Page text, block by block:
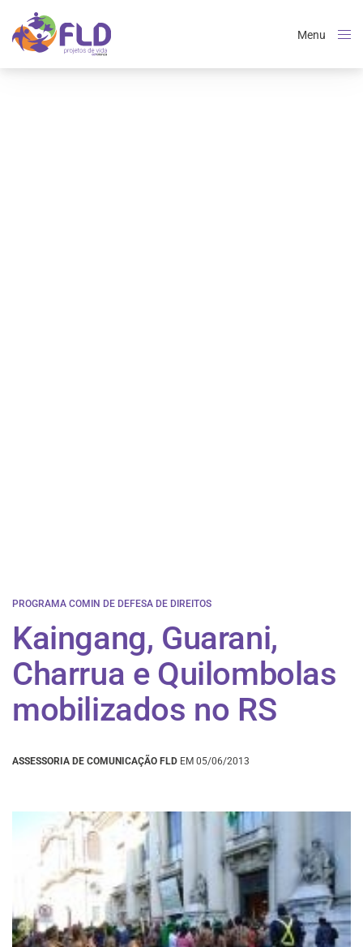
Menu
PROGRAMA COMIN DE DEFESA DE DIREITOS
Kaingang, Guarani,
Charrua e Quilombolas
mobilizados no RS
ASSESSORIA DE COMUNICAÇÃO FLD EM 05/06/2013